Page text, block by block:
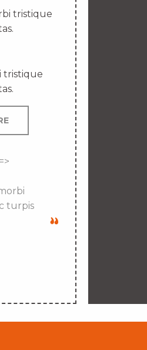
tristique
tristique
turpis